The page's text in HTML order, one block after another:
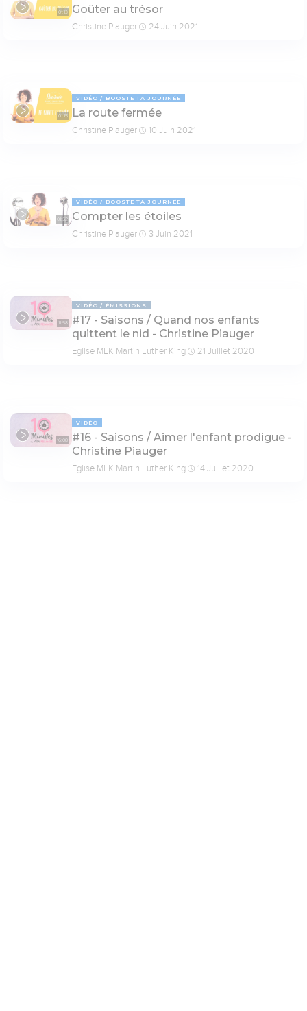
01:13 Goûter au trésor
Christine Piauger 24 Juin 2021
01:15
VIDÉO BOOSTE TA JOURNÉE
La route fermée
Christine Piauger 10 Juin 2021
01:52
VIDÉO BOOSTE TA JOURNÉE
Compter les étoiles
Christine Piauger 3 Juin 2021
11:58
VIDÉO ÉMISSIONS
#17 - Saisons / Quand nos enfants
quittent le nid - Christine Piauger
Eglise MLK Martin Luther King 21 Juillet 2020
16:08
VIDÉO
#16 - Saisons / Aimer l'enfant prodigue -
Christine Piauger
Eglise MLK Martin Luther King 14 Juillet 2020